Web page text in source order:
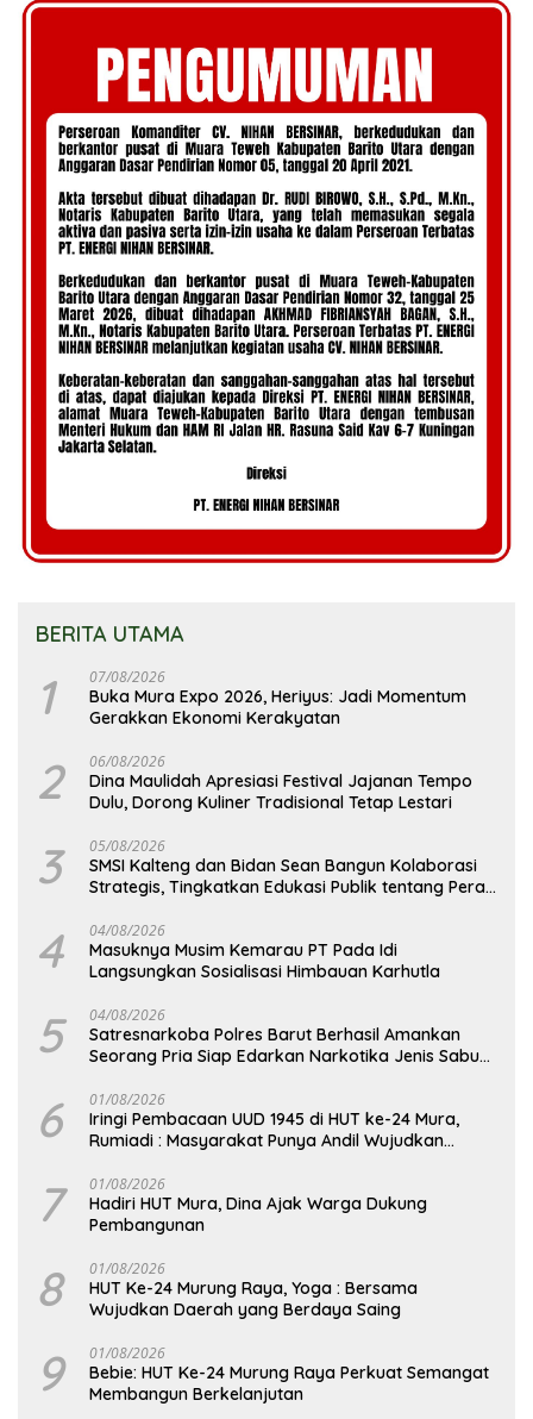
BERITA UTAMA
1 07/08/2026
Buka Mura Expo 2026, Heriyus: Jadi Momentum
Gerakkan Ekonomi Kerakyatan
2 06/08/2026
Dina Maulidah Apresiasi Festival Jajanan Tempo
Dulu, Dorong Kuliner Tradisional Tetap Lestari
3 05/08/2026
SMSI Kalteng dan Bidan Sean Bangun Kolaborasi
Strategis, Tingkatkan Edukasi Publik tentang Peran
4 04/08/2026
Masuknya Musim Kemarau PT Pada Idi
Langsungkan Sosialisasi Himbauan Karhutla
5 04/08/2026
Satresnarkoba Polres Barut Berhasil Amankan
Seorang Pria Siap Edarkan Narkotika Jenis Sabu
6 01/08/2026
Iringi Pembacaan UUD 1945 di HUT ke-24 Mura,
Rumiadi : Masyarakat Punya Andil Wujudkan
7 01/08/2026
Hadiri HUT Mura, Dina Ajak Warga Dukung
Pembangunan
8 01/08/2026
HUT Ke-24 Murung Raya, Yoga : Bersama
Wujudkan Daerah yang Berdaya Saing
9 01/08/2026
Bebie: HUT Ke-24 Murung Raya Perkuat Semangat
Membangun Berkelanjutan